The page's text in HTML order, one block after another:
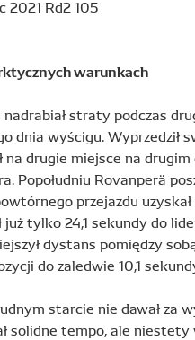
warunkach
straty podczas
dnia wyścigu. Wyprzedził
na drugie miejsce na
Popołudniu Rovanperä
przejazdu
już tylko 24,1 sekundy do
dystans pomiędzy
do zaledwie 10,1
starcie nie dawał za
solidne tempo, ale niestety